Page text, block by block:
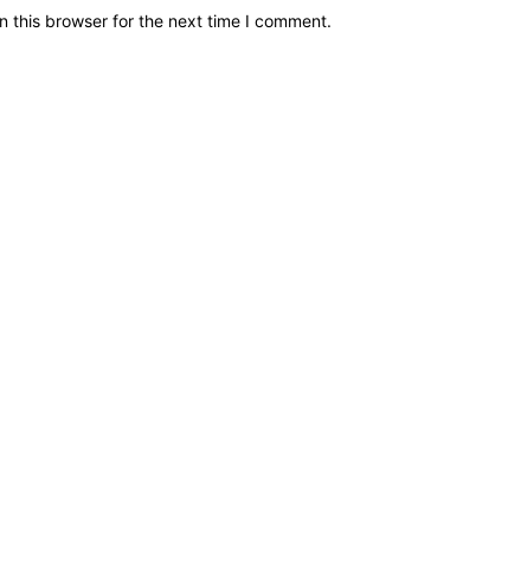
this browser for the next time I comment.